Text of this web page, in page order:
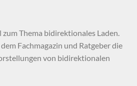
Thema bidirektionales Laden.
Fachmagazin und Ratgeber die
von bidirektionalen